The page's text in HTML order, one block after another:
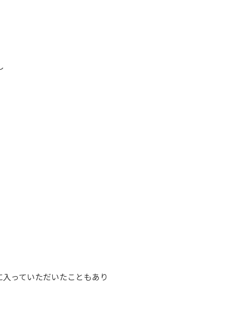
っていただいたこともあり